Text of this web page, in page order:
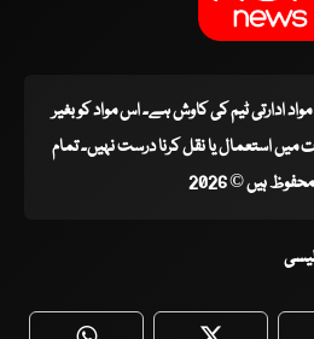
مواد ادارتی ٹیم کی کاوش ہے۔ اس مواد کو بغیر
استعمال یا نقل کرنا درست نہیں۔ تمام
ہیں © 2026